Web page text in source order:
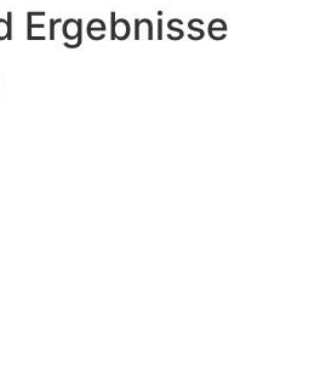
Ergebnisse